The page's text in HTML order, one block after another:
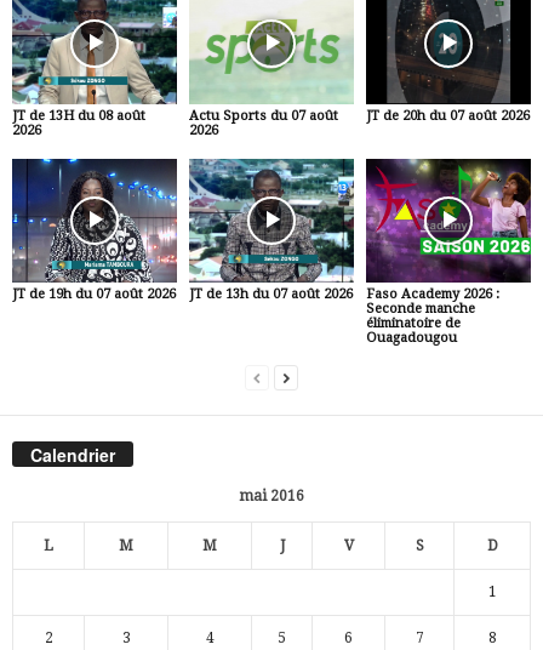
JT de 13H du 08 août
2026
Actu Sports du 07 août
2026
JT de 20h du 07 août 2026
JT de 19h du 07 août 2026 JT de 13h du 07 août 2026
Faso Academy 2026 :
Seconde manche
éliminatoire de
Ouagadougou
Calendrier
mai 2016
L M M J V S D
1
2 3 4 5 6 7 8